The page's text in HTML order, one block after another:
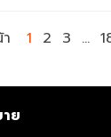
1 2 3 …
ย